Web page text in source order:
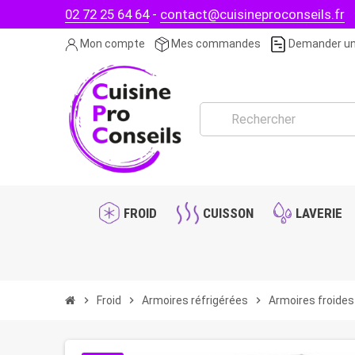
02 72 25 64 64- contact@cuisineproconseils.fr
Mon compte Mes commandes Demander
FROID CUISSON LAVERIE
chevron_right Froid chevron_right Armoires réfrigérées chevron_right Armoires